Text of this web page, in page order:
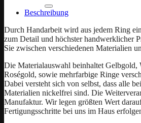
Beschreibung
Durch Handarbeit wird aus jedem Ring
zum Detail und höchster handwerklicher
Sie zwischen verschiedenen Materialien
Die Materialauswahl beinhaltet Gelbgold,
Roségold, sowie mehrfarbige Ringe
Dabei versteht sich von selbst, dass alle
Materialien nickelfrei sind. Die
Manufaktur. Wir legen größten Wert
Fertigungsschritte bei uns im Haus